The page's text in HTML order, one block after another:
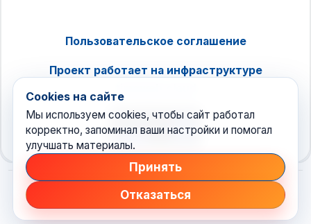
Пользовательское соглашение
Проект работает на инфраструктуре
© 2026 Техноновости•новостной агрегатор рунета
Cookies на сайте
Мы используем cookies, чтобы сайт работал
корректно, запоминал ваши настройки и помогал
улучшать материалы.
Принять
Отказаться